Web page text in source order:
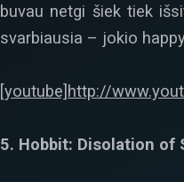
buvau netgi šiek tiek
svarbiausia – jokio
[youtube]http://
5. Hobbit: Disolation of